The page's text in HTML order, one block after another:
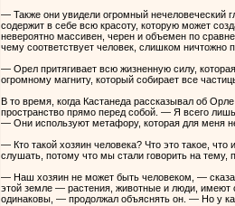
— Также они увидели огромный нечеловеческий
содержит в себе всю красоту, которую может
невероятно массивен, черен и объемен по
чему соответствует человек, слишком
— Орел притягивает всю жизненную силу,
огромному магниту, который собирает все
В то время, когда Кастанеда рассказывал об
пространство прямо перед собой. — Я всего
— Они используют метафору, которая для меня
— Кто такой хозяин человека? Что это такое,
слушать, потому что мы стали говорить на тему,
— Наш хозяин не может быть человеком, —
этой земле — растения, животные и люди,
одинаковы, — продолжал объяснять он. — Но у